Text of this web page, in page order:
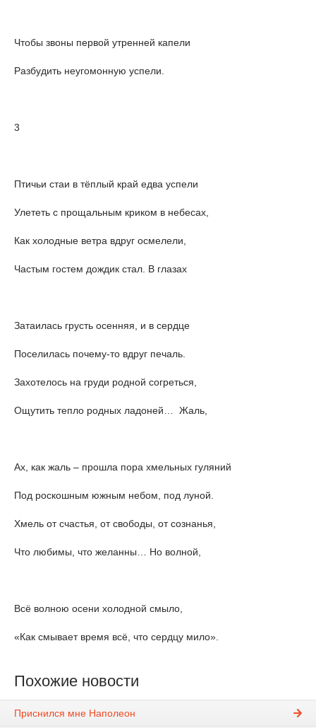
Чтобы звоны первой утренней капели
Разбудить неугомонную успели.
3
Птичьи стаи в тёплый край едва успели
Улететь с прощальным криком в небесах,
Как холодные ветра вдруг осмелели,
Частым гостем дождик стал. В глазах
Затаилась грусть осенняя, и в сердце
Поселилась почему-то вдруг печаль.
Захотелось на груди родной согреться,
Ощутить тепло родных ладоней… Жаль,
Ах, как жаль – прошла пора хмельных гуляний
Под роскошным южным небом, под луной.
Хмель от счастья, от свободы, от сознанья,
Что любимы, что желанны… Но волной,
Всё волною осени холодной смыло,
«Как смывает время всё, что сердцу мило».
Похожие новости
Приснился мне Наполеон